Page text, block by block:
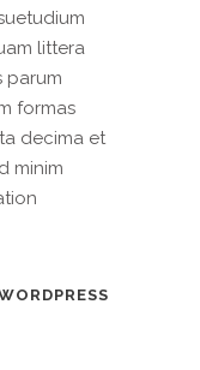
littera
parum
formas
decima et
minim